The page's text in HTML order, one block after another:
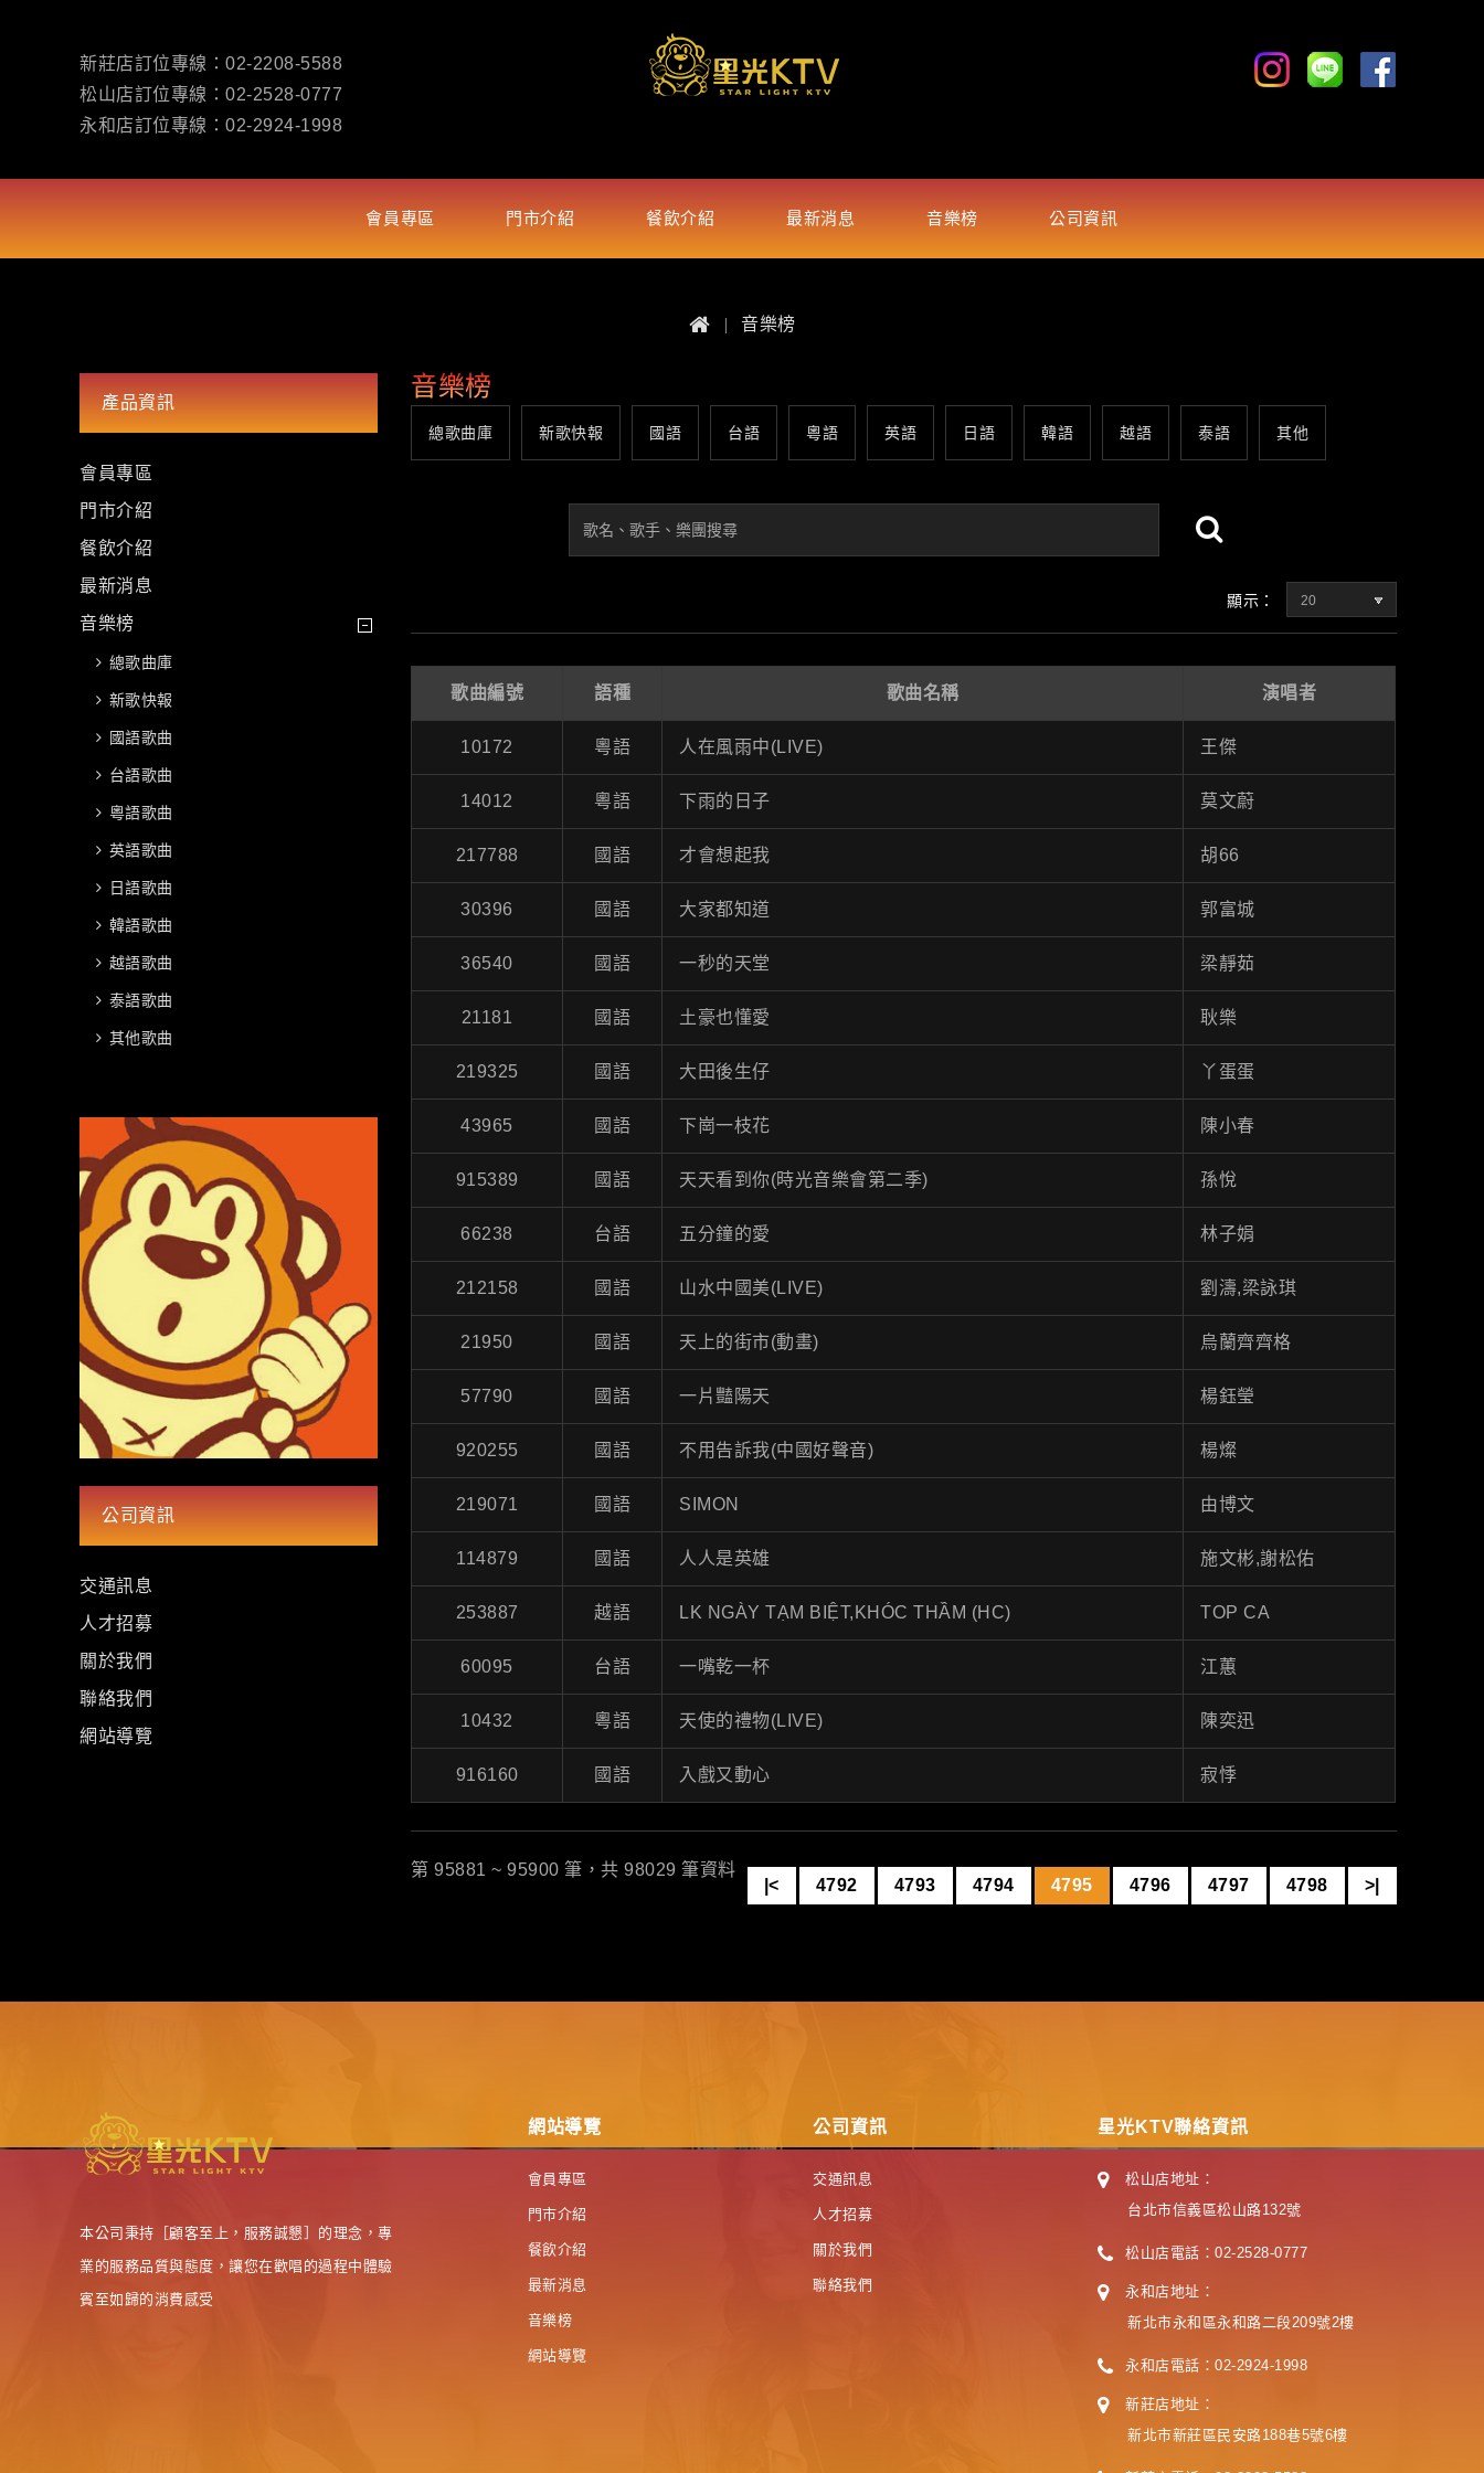
新莊店訂位專線： 02-2208-5588
松山店訂位專線： 02-2528-0777
永和店訂位專線： 02-2924-1998
會員專區 門市介紹 餐飲介紹 最新消息 音樂榜 公司資訊
音樂榜
產品資訊
會員專區
門市介紹
餐飲介紹
最新消息
音樂榜
總歌曲庫
新歌快報
國語歌曲
台語歌曲
粵語歌曲
英語歌曲
日語歌曲
韓語歌曲
越語歌曲
泰語歌曲
其他歌曲
公司資訊
交通訊息
人才招募
關於我們
聯絡我們
網站導覽
音樂榜
總歌曲庫 新歌快報 國語 台語 粵語 英語 日語 韓語 越語 泰語 其他
顯示： 20
歌曲編號 語種 歌曲名稱 演唱者
10172 粵語 人在風雨中(LIVE) 王傑
14012 粵語 下雨的日子 莫文蔚
217788 國語 才會想起我 胡66
30396 國語 大家都知道 郭富城
36540 國語 一秒的天堂 梁靜茹
21181 國語 土豪也懂愛 耿樂
219325 國語 大田後生仔 丫蛋蛋
43965 國語 下崗一枝花 陳小春
915389 國語 天天看到你(時光音樂會第二季) 孫悅
66238 台語 五分鐘的愛 林子娟
212158 國語 山水中國美(LIVE) 劉濤,梁詠琪
21950 國語 天上的街市(動畫) 烏蘭齊齊格
57790 國語 一片豔陽天 楊鈺瑩
920255 國語 不用告訴我(中國好聲音) 楊燦
219071 國語 SIMON 由博文
114879 國語 人人是英雄 施文彬,謝松佑
253887 越語 LK NGÀY TẠM BIỆT,KHÓC THẦM (HC) TOP CA
60095 台語 一嘴乾一杯 江蕙
10432 粵語 天使的禮物(LIVE) 陳奕迅
916160 國語 入戲又動心 寂悸
|< 4792 4793 4794 4795 4796 4797 4798 >|
第 95881 ~ 95900 筆，共 98029 筆資料
本公司秉持［顧客至上，服務誠懇］的理念，專
業的服務品質與態度，讓您在歡唱的過程中體驗
賓至如歸的消費感受
網站導覽
會員專區
門市介紹
餐飲介紹
最新消息
音樂榜
網站導覽
公司資訊
交通訊息
人才招募
關於我們
聯絡我們
星光KTV聯絡資訊
松山店地址：
台北市信義區松山路132號
松山店電話：02-2528-0777
永和店地址：
新北市永和區永和路二段209號2樓
永和店電話：02-2924-1998
新莊店地址：
新北市新莊區民安路188巷5號6樓